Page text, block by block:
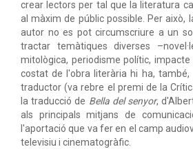
crear lectors per tal que la literatura
al màxim de públic possible. Per això,
autor no es pot circumscriure a un
tractar temàtiques diverses
mitològica, periodisme polític,
costat de l'obra literària hi ha,
traductor (va rebre el premi de la
la traducció de Bella del senyor,
als principals mitjans de
l'aportació que va fer en el camp
televisiu i cinematogràfic.